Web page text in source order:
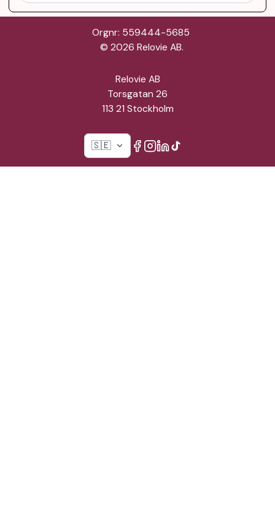
Orgnr: 559444-5685
© 2026 Relovie AB.
Relovie AB
Torsgatan 26
113 21 Stockholm
🇸🇪